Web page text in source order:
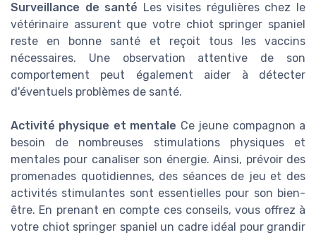
Surveillance de santé Les visites régulières chez le
vétérinaire assurent que votre chiot springer spaniel
reste en bonne santé et reçoit tous les vaccins
nécessaires. Une observation attentive de son
comportement peut également aider à détecter
d'éventuels problèmes de santé.
Activité physique et mentale Ce jeune compagnon a
besoin de nombreuses stimulations physiques et
mentales pour canaliser son énergie. Ainsi, prévoir des
promenades quotidiennes, des séances de jeu et des
activités stimulantes sont essentielles pour son bien-
être. En prenant en compte ces conseils, vous offrez à
votre chiot springer spaniel un cadre idéal pour grandir